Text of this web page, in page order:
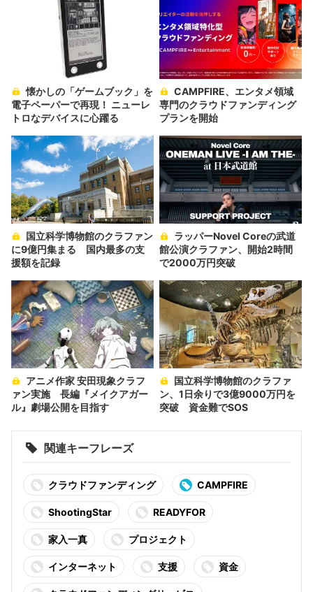
懐かしの「ゲームブック」を
電子ペーパーで再現！ ニューレ
トロなデバイスに心躍る
専門のクラウドファンディング
プランを開始
に9億円集まる 国内最多の支
援額を記録
館公演クラファン、開始2時間
で2000万円突破
ァン実施 長編『メイクアガー
ル』劇場公開を目指す
ン、1日余りで3億9000万円を
突破 資金難でSOS
関連キーフレーズ
クラウドファンディング CAMPFIRE
ShootingStar READYFOR
家入一真 プロジェクト
インターネット 支援 資金